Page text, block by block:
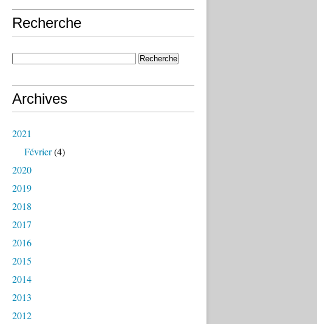
Recherche
Archives
2021
Février(4)
2020
2019
2018
2017
2016
2015
2014
2013
2012